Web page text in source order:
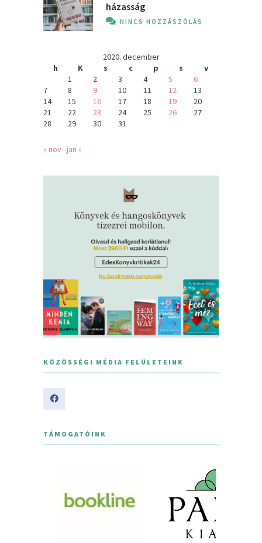
házasság
NINCS HOZZÁSZÓLÁS
2020. december
h
K s c p s
v
1
2 3 4 5
6
7
8 9 10 11 12
13
14
15 16 17 18 19
20
21
22 23 24 25 26
27
28
29 30 31
« nov jan »
KÖZÖSSÉGI MÉDIA FELÜLETEINK
TÁMOGATÓINK